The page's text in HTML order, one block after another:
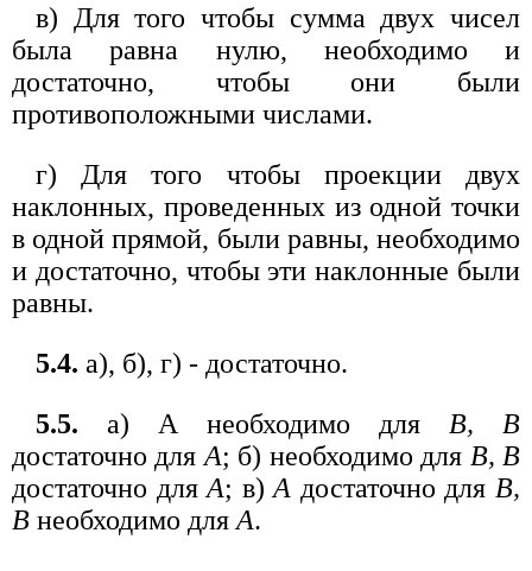
в) Для того чтобы сумма двух чисел
была равна нулю, необходимо и
достаточно, чтобы они были
противоположными числами.
г) Для того чтобы проекции двух
наклонных, проведенных из одной точки
в одной прямой, были равны, необходимо
и достаточно, чтобы эти наклонные были
равны.
5.4. а), б), г) - достаточно.
5.5. а) А необходимо для В, В
достаточно для А; б) необходимо для В, В
достаточно дляA; в)A достаточно для В,
В необходимо для А.